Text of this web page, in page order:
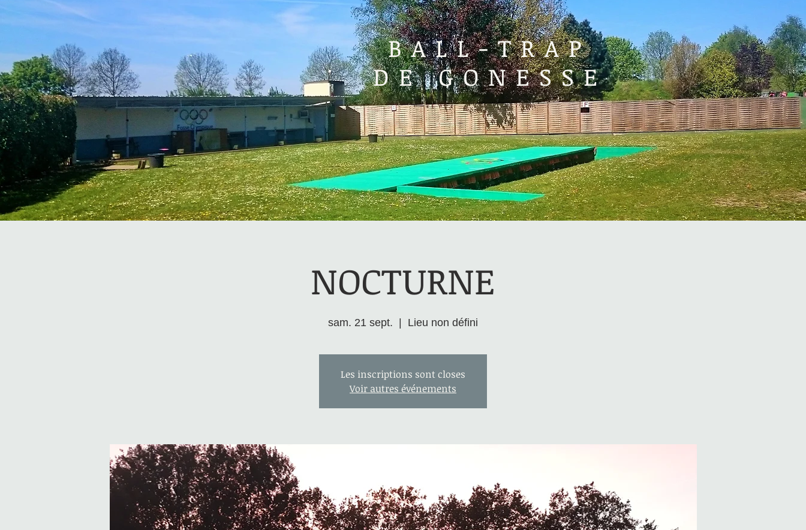
NOCTURNE
sam. 21 sept. Lieu non défini
Les inscriptions sont closes
Voir autres événements
BALL-TRAP
DE GONESSE